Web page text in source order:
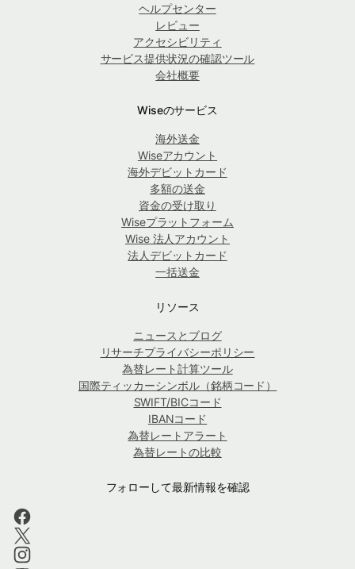
ヘルプセンター
レビュー
アクセシビリティ
サービス提供状況の確認ツール
会社概要
Wiseのサービス
海外送金
Wiseアカウント
海外デビットカード
多額の送金
資金の受け取り
Wiseプラットフォーム
Wise 法人アカウント
法人デビットカード
一括送金
リソース
ニュースとブログ
リサーチプライバシーポリシー
為替レート計算ツール
国際ティッカーシンボル（銘柄コード）
SWIFT/BICコード
IBANコード
為替レートアラート
為替レートの比較
フォローして最新情報を確認